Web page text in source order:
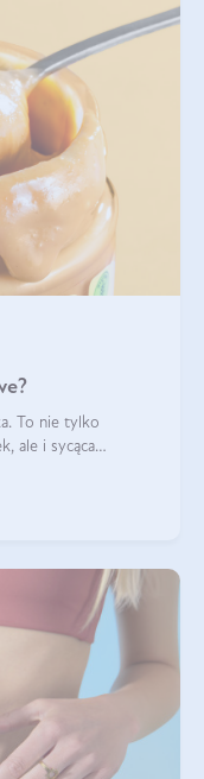
To nie tylko
ale i sycąca